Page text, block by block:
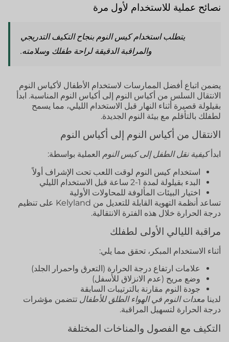
نصائح عملية للاستخدام لأول مرة
يتطلب استخدام كيس النوم بنجاح التكيف التدريجي
والمراقبة الدقيقة لراحة طفلك وسلامته.
يضمن اتباع أفضل الممارسات لاستخدام الأطفال لأكياس النوم
الانتقال السلس من أكياس النوم إلى أكياس النوم المناسبة. ابدأ
بقيلولة قصيرة أثناء النهار قبل الاستخدام الليلي، مما يسمح
لطفلك بالتأقلم مع بيئة النوم الجديدة.
الانتقال من أكياس النوم إلى أكياس النوم
ابدأكيفية نقل الطفل إلى كيس النوم العملية بواسطة:
استخدام كيس النوم لوقت اللعب تحت الإشراف أولاً
البدء بقيلولة لمدة 1-2 ساعة قبل الاستخدام الليلي
اختيار البيئات المألوفة للمحاولات الأولية
تساعد أنظمة التهوية القابلة للتعديل من Kelyland على تنظيم
درجة الحرارة خلال هذه الفترة الانتقالية.
مراقبة الليالي الأولى لطفلك
أثناء الاستخدام المبكر، تحقق مما يلي:
علامات ارتفاع درجة الحرارة (التعرق واحمرار الجلد)
وضع مريح (عدم الانزلاق للأسفل)
جودة النوم مقارنة بالترتيبات السابقة
لدينا معدات النوم في الهواء الطلق للأطفال تتضمن مؤشرات
درجة الحرارة لتسهيل المراقبة.
التكيف مع الفصول والمناخات المختلفة